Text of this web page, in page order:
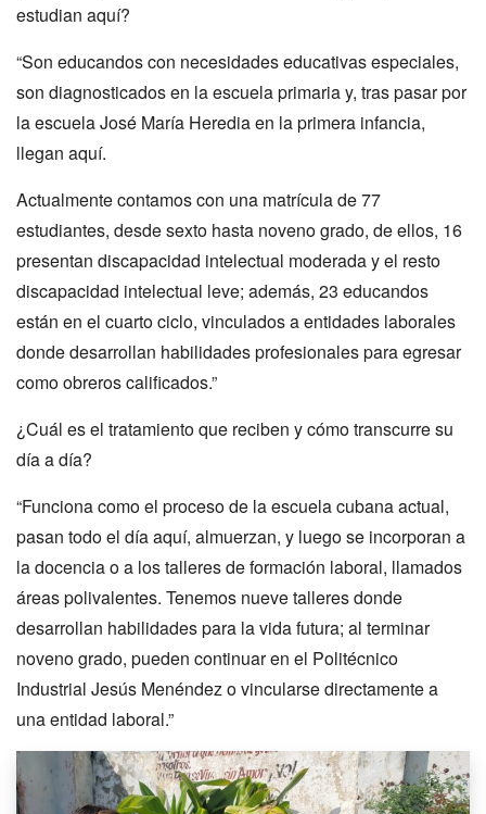
estudian aquí?
“Son educandos con necesidades educativas especiales,
son diagnosticados en la escuela primaria y, tras pasar por
la escuela José María Heredia en la primera infancia,
llegan aquí.
Actualmente contamos con una matrícula de 77
estudiantes, desde sexto hasta noveno grado, de ellos, 16
presentan discapacidad intelectual moderada y el resto
discapacidad intelectual leve; además, 23 educandos
están en el cuarto ciclo, vinculados a entidades laborales
donde desarrollan habilidades profesionales para egresar
como obreros calificados.”
¿Cuál es el tratamiento que reciben y cómo transcurre su
día a día?
“Funciona como el proceso de la escuela cubana actual,
pasan todo el día aquí, almuerzan, y luego se incorporan a
la docencia o a los talleres de formación laboral, llamados
áreas polivalentes. Tenemos nueve talleres donde
desarrollan habilidades para la vida futura; al terminar
noveno grado, pueden continuar en el Politécnico
Industrial Jesús Menéndez o vincularse directamente a
una entidad laboral.”